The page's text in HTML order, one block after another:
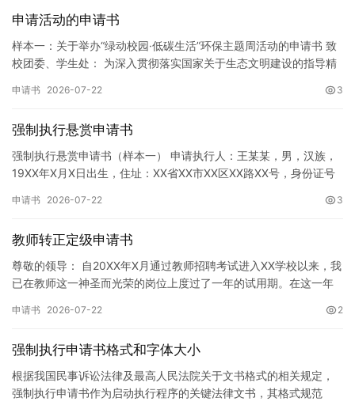
申请活动的申请书
样本一：关于举办“绿动校园·低碳生活”环保主题周活动的申请书 致
校团委、学生处： 为深入贯彻落实国家关于生态文明建设的指导精
申请书 2026-07-22 3
强制执行悬赏申请书
强制执行悬赏申请书（样本一） 申请执行人：王某某，男，汉族，
19XX年X月X日出生，住址：XX省XX市XX区XX路XX号，身份证号
申请书 2026-07-22 3
教师转正定级申请书
尊敬的领导： 自20XX年X月通过教师招聘考试进入XX学校以来，我
已在教师这一神圣而光荣的岗位上度过了一年的试用期。在这一年
申请书 2026-07-22 2
强制执行申请书格式和字体大小
根据我国民事诉讼法律及最高人民法院关于文书格式的相关规定，
强制执行申请书作为启动执行程序的关键法律文书，其格式规范